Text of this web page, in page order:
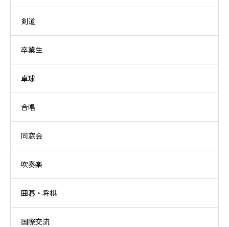
剣道
卒業生
卓球
合唱
同窓会
吹奏楽
囲碁・将棋
国際交流